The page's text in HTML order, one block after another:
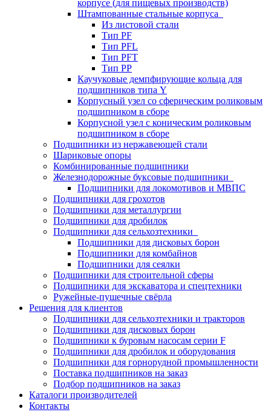
корпусе (для пищевых производств)
Штампованные стальные корпуса
Из листовой стали
Тип PF
Тип PFL
Тип PFT
Тип PP
Каучуковые демпфирующие кольца для
подшипников типа Y
Корпусный узел со сферическим роликовым
подшипником в сборе
Корпусной узел с коническим роликовым
подшипником в сборе
Подшипники из нержавеющей стали
Шариковые опоры
Комбинированные подшипники
Железнодорожные буксовые подшипники
Подшипники для локомотивов и МВПС
Подшипники для грохотов
Подшипники для металлургии
Подшипники для дробилок
Подшипники для сельхозтехники
Подшипники для дисковых борон
Подшипники для комбайнов
Подшипники для сеялки
Подшипники для строительной сферы
Подшипники для экскаватора и спецтехники
Ружейные-пушечные свёрла
Решения для клиентов
Подшипники для сельхозтехники и тракторов
Подшипники для дисковых борон
Подшипники к буровым насосам серии F
Подшипники для дробилок и оборудования
Подшипники для горнорудной промышленности
Поставка подшипников на заказ
Подбор подшипников на заказ
Каталоги производителей
Контакты